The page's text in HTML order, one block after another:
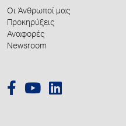
Οι Άνθρωποί μας
Προκηρύξεις
Αναφορές
Newsroom